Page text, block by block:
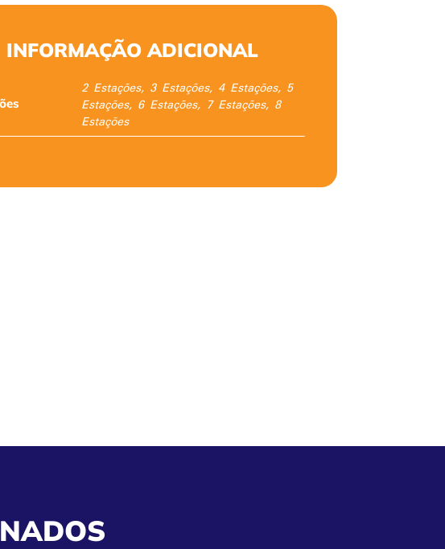
INFORMAÇÃO ADICIONAL
2 Estações, 3 Estações, 4 Estações, 5
Estações, 6 Estações, 7 Estações, 8
Estações